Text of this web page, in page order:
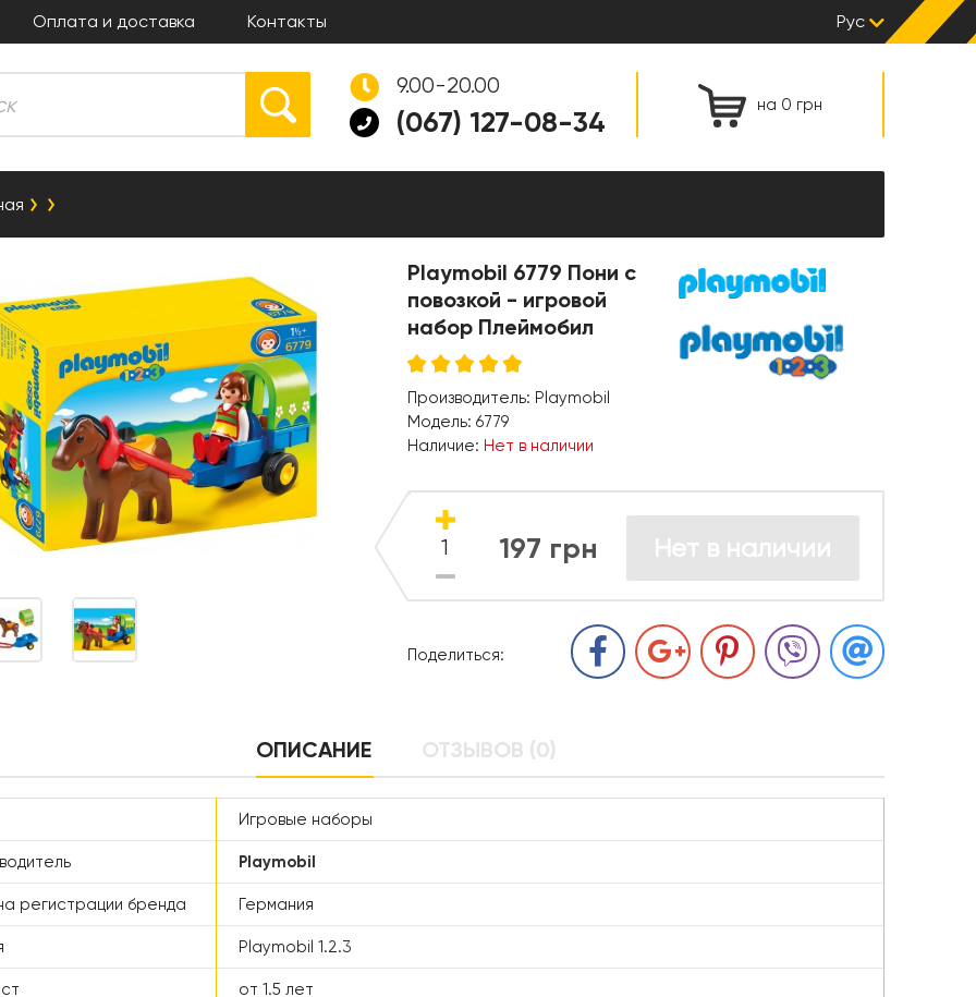
Оплата и доставка Контакты Рус
на 0 грн
9.00-20.00
(067) 127-08-34
Playmobil 6779 Пони с
повозкой - игровой
набор Плеймобил
Производитель: Playmobil
Модель: 6779
Наличие: Нет в наличии
197 грн Нет в наличии
Поделиться:
ОПИСАНИЕ ОТЗЫВОВ (0)
Игровые наборы
Playmobil
регистрации бренда Германия
Playmobil 1.2.3
от 1.5 лет